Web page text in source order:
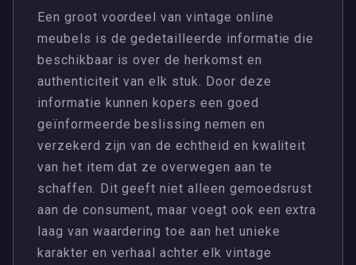
Een groot voordeel van vintage online
meubels is de gedetailleerde informatie die
beschikbaar is over de herkomst en
authenticiteit van elk stuk. Door deze
informatie kunnen kopers een goed
geïnformeerde beslissing nemen en
verzekerd zijn van de echtheid en kwaliteit
van het item dat ze overwegen aan te
schaffen. Dit geeft niet alleen gemoedsrust
aan de consument, maar voegt ook een extra
laag van waardering toe aan het unieke
karakter en verhaal achter elk vintage